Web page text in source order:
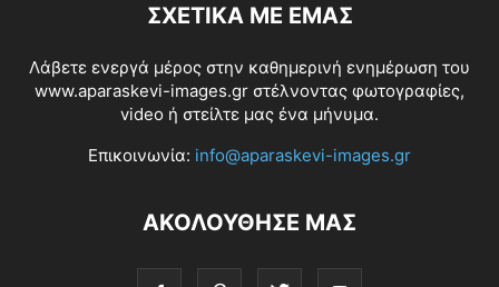
ΣΧΕΤΙΚΆ ΜΕ ΕΜΆΣ
Λάβετε ενεργά μέρος στην καθημερινή ενημέρωση του
www.aparaskevi-images.gr στέλνοντας φωτογραφίες,
video ή στείλτε μας ένα μήνυμα.
Επικοινωνία: info@aparaskevi-images.gr
ΑΚΟΛΟΥΘΗΣΕ ΜΑΣ